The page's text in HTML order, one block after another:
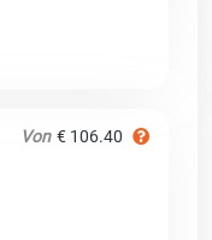
Von € 106.40